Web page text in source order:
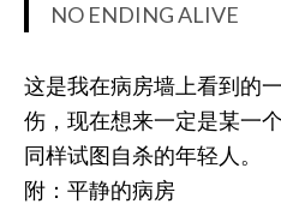
NO ENDING ALIVE
这是我在病房墙上看到的
伤，现在想来一定是某一
同样试图自杀的年轻人。
附：平静的病房